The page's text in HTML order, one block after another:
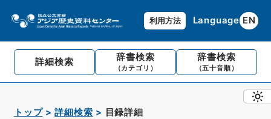
利用方法 Language EN
詳細検索 辞書検索
（カテゴリ）
辞書検索
（五十音順）
トップ 詳細検索 目録詳細